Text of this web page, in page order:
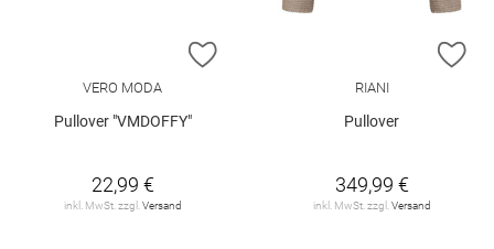
ZUR WUNSCHLISTE HINZUFÜGEN
VERO MODA
Pullover "VMDOFFY"
22,99 €
inkl. MwSt. zzgl.Versand
RIANI
Pullover
349,99 €
inkl. MwSt. zzgl.Versand